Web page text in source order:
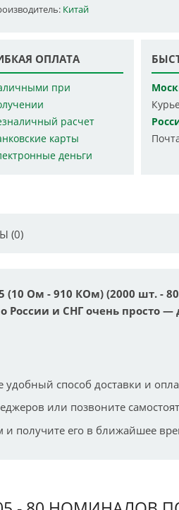
Китай
ОПЛАТА
при
расчет
карты
деньги
(0)
(10 Ом - 910 КОм) (2000 шт. -
России и СНГ очень просто —
способ доставки и
или позвоните
и получите его в ближайшее